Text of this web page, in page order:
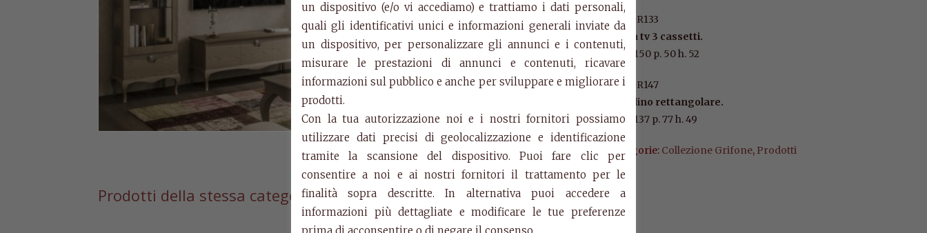
Art. GR133
Porta tv 3 cassetti.
cm. l.150 p. 50 h. 52
Art. GR147
Tavolino rettangolare.
cm. l.137 p. 77 h. 49
Categorie: Collezione Grifone, Prodotti
Prodotti della stessa categoria
un dispositivo (e/o vi accediamo) e trattiamo i dati personali,
quali gli identificativi unici e informazioni generali inviate da
un dispositivo, per personalizzare gli annunci e i contenuti,
misurare le prestazioni di annunci e contenuti, ricavare
informazioni sul pubblico e anche per sviluppare e migliorare i
prodotti.
Con la tua autorizzazione noi e i nostri fornitori possiamo
utilizzare dati precisi di geolocalizzazione e identificazione
tramite la scansione del dispositivo. Puoi fare clic per
consentire a noi e ai nostri fornitori il trattamento per le
finalità sopra descritte. In alternativa puoi accedere a
informazioni più dettagliate e modificare le tue preferenze